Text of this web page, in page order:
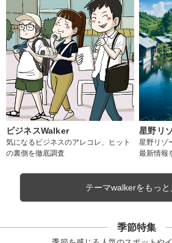
ビジネスWalker
気になるビジネスのアレコレ、ヒット
の裏側を徹底調査
星野リ
星野リゾ
最新情報
テーマwalkerをもっと
季節特集